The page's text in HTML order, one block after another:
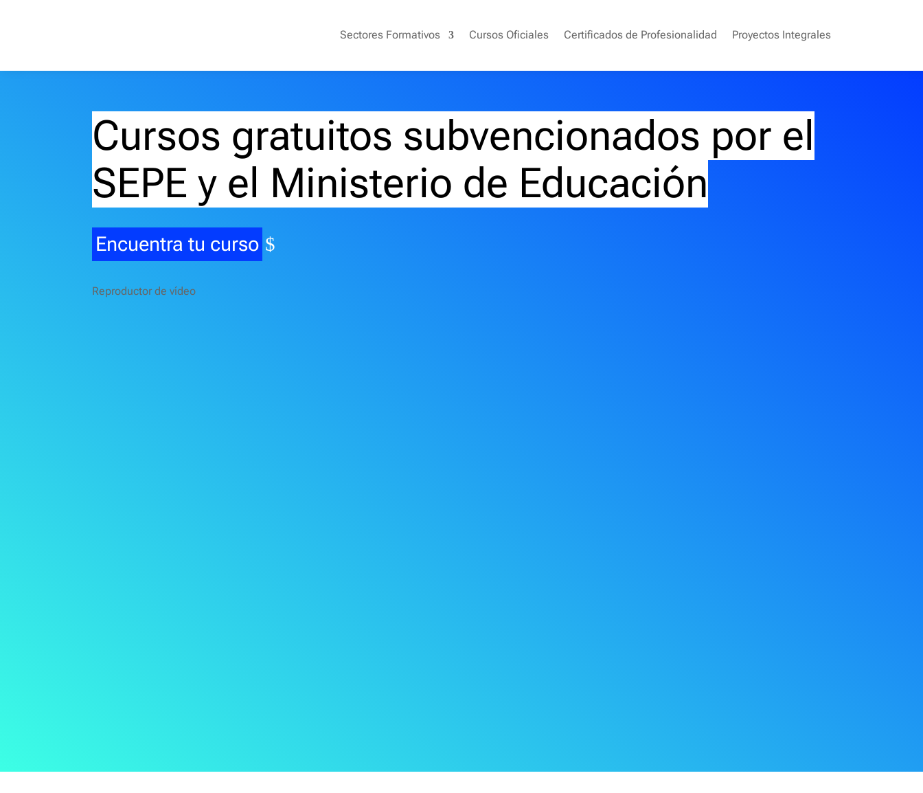
Sectores Formativos Cursos Oficiales Certificados de Profesionalidad Proyectos Integrales
Cursos gratuitos subvencionados por el
SEPE y el Ministerio de Educación
Encuentra tu curso
Reproductor de vídeo